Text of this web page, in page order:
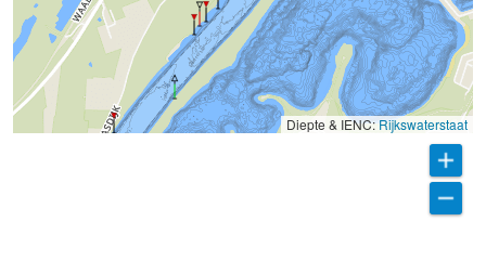
Diepte & IENC: Rijkswaterstaat